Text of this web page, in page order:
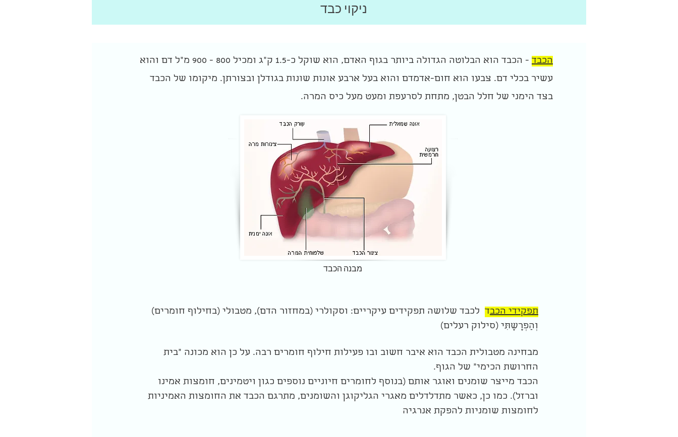
ניקוי כבד
הכבד
- הכבד הוא הבלוטה הגדולה ביותר בגוף האדם, הוא שוקל כ-1.5 ק"ג ומכיל 800 - 900 מ"ל דם והוא
עשיר בכלי דם. צבעו הוא חום-אדמדם והוא בעל ארבע אונות שונות בגודלן ובצורתן. מיקומו של הכבד
בצד הימני של חלל הבטן, מתחת לסרעפת ומעט מעל כיס המרה.
מבנה הכבד
תפקידי הכבד לכבד שלושה תפקידים עיקריים: וסקולרי (במחזור הדם), מטבולי (בחילוף חומרים)
וְהַפְרָשָתִּי (סילוק רעלים)
מבחינה מטבולית הכבד הוא איבר חשוב ובו פעילות חילוף חומרים רבה. על כן הוא מכונה "בית
החרושת הכימי" של הגוף.
הכבד מייצר שומנים ואוגר אותם (בנוסף לחומרים חיוניים נוספים כגון ויטמינים, חומצות אמינו
וברזל). כמו כן, כאשר מתדלדלים מאגרי הגליקוגן והשומנים, מתרגם הכבד את החומצות האמיניות
לחומצות שומניות להפקת אנרגיה